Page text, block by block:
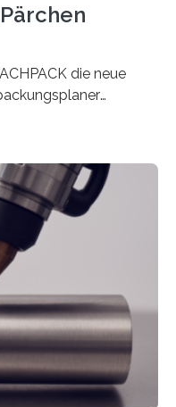
die neue
der Zulieferindustrie.
Anordnung kann
so mehr Kontrolle
Die ebenfalls neue
dazu, die Software
Messe FACHPACK